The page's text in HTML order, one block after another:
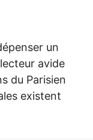
un
avide
du Parisien
existent